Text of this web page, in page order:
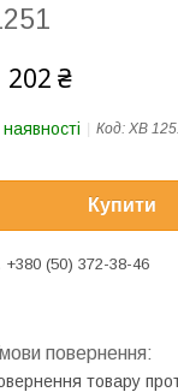
202 ₴
Код: XB
Купити
+380 (50) 372-38-46
товару